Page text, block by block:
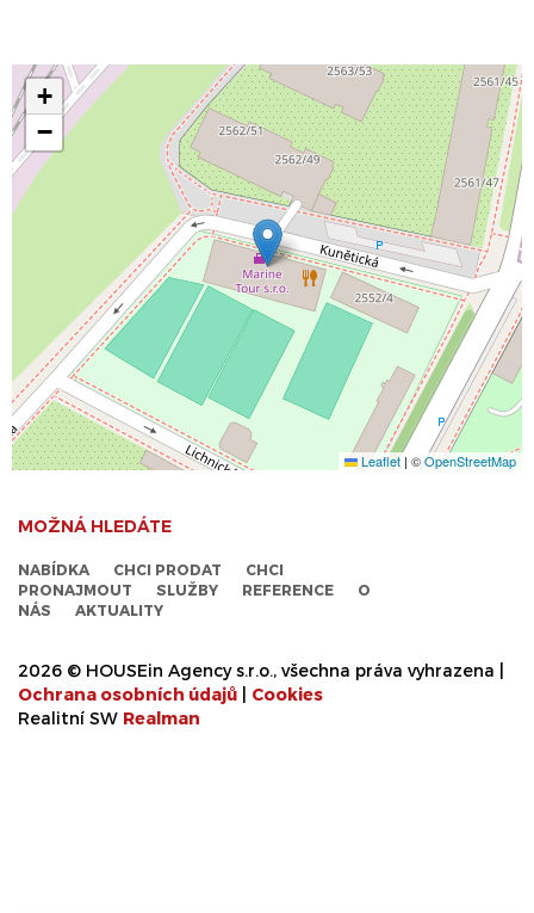
+
−
Leaflet | ©OpenStreetMap
MOŽNÁ HLEDÁTE
NABÍDKA CHCI PRODAT
CHCI
PRONAJMOUT
SLUŽBY REFERENCE
O
NÁS
AKTUALITY
2026 © HOUSEin Agency s.r.o., všechna práva vyhrazena |
Ochrana osobních údajů
Cookies
Realitní SW Realman